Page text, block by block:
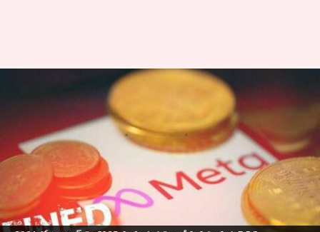
మరోసారి మెటాకు జరిమానా విధించిన
EU రెగ్యులేటర్
వ్రాసిన వారు Nishkala Sathivada Jan 21, 2023 03:17 pm
ఈ వార్తాకథనం ఏంటి
మెటాపై జరిమానాల వర్షం కొనసాగుతూనే ఉంది.
యూరప్ ప్రైవసీ చట్టాలను ఉల్లంఘించినందుకు మెటాపై